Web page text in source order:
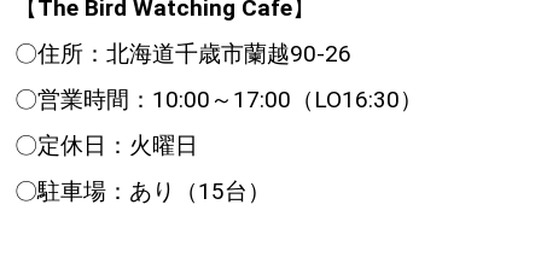
【The Bird Watching Cafe】
〇住所：北海道千歳市蘭越90-26
〇営業時間：10:00～17:00（LO16:30）
〇定休日：火曜日
〇駐車場：あり（15台）